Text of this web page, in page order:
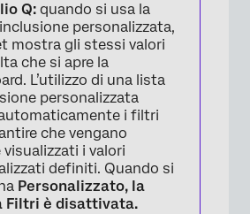
Q: quando si usa la
personalizzata,
mostra gli stessi valori
che si apre la
L’utilizzo di una lista
personalizzata
i filtri
che vengano
visualizzati i valori
definiti. Quando si
Personalizzato, la
Filtri è disattivata.